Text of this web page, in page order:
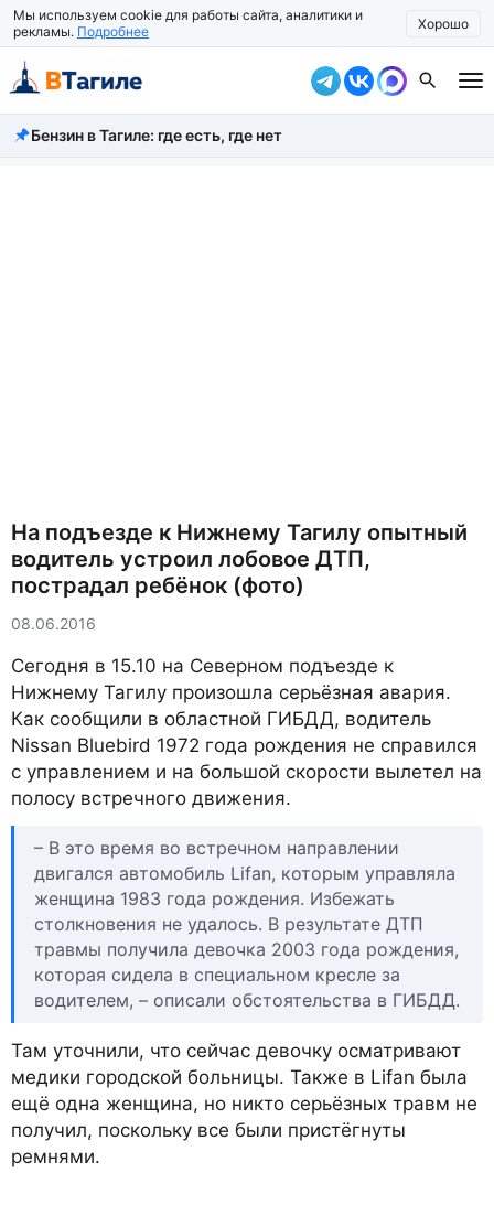
Мы используем cookie для работы сайта, аналитики и
рекламы. Подробнее Хорошо
Все новости
Бензин в Тагиле: где есть, где нет
На подъезде к Нижнему Тагилу опытный
водитель устроил лобовое ДТП,
пострадал ребёнок (фото)
08.06.2016
Сегодня в 15.10 на Северном подъезде к
Нижнему Тагилу произошла серьёзная авария.
Как сообщили в областной ГИБДД, водитель
Nissan Bluebird 1972 года рождения не справился
с управлением и на большой скорости вылетел на
полосу встречного движения.
– В это время во встречном направлении
двигался автомобиль Lifan, которым управляла
женщина 1983 года рождения. Избежать
столкновения не удалось. В результате ДТП
травмы получила девочка 2003 года рождения,
которая сидела в специальном кресле за
водителем, – описали обстоятельства в ГИБДД.
Там уточнили, что сейчас девочку осматривают
медики городской больницы. Также в Lifan была
ещё одна женщина, но никто серьёзных травм не
получил, поскольку все были пристёгнуты
ремнями.